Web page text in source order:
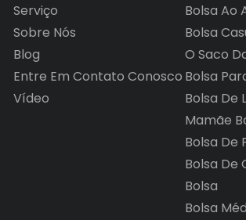
Serviço
Sobre Nós
Blog
Entre Em Contato Conosco
Vídeo
Bolsa Ao
Bolsa
O Saco
Bolsa
Bolsa De
Mamãe
Bolsa De
Bolsa De
Bolsa
Bolsa